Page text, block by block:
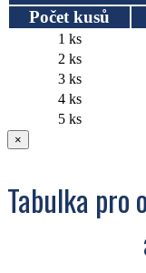
Počet kusů
1 ks
2 ks
3 ks
4 ks
5 ks
×
Tabulka pro